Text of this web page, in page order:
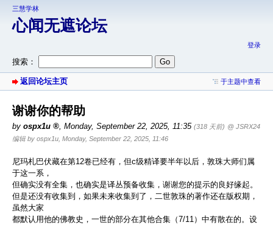
三慧学林
心闻无遮论坛
登录
搜索：
返回论坛主页 于主题中查看
谢谢你的帮助
by ospx1u , Monday, September 22, 2025, 11:35 (318 天前) @ JSRX24
编辑 by ospx1u, Monday, September 22, 2025, 11:46
尼玛札巴伏藏在第12卷已经有，但c级精译要半年以后，敦珠大师们属
于这一系，
但确实没有全集，也确实是译丛预备收集，谢谢您的提示的良好缘起。
但是还没有收集到，如果未来收集到了，二世敦珠的著作还在版权期，
虽然大家
都默认用他的佛教史，一世的部分在其他合集（7/11）中有散在的。设